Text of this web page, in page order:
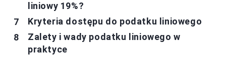
liniowy 19%?
Kryteria dostępu do podatku liniowego
Zalety i wady podatku liniowego w
praktyce